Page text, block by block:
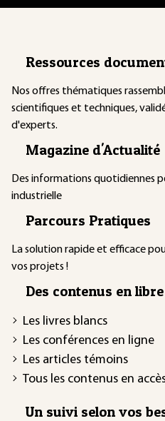
Ressources
Nos offres thématiques
scientifiques et techniques,
d'experts.
Magazine d'Actualité
Des informations quotidiennes
industrielle
Parcours Pratiques
La solution rapide et efficace
vos projets !
Des contenus en
Les livres blancs
Les conférences en ligne
Les articles témoins
Tous les contenus en
Un suivi selon vos